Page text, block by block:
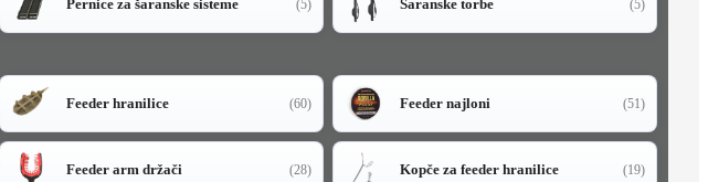
Pernice za šaranske sisteme (5) Šaranske torbe (5)
Feeder hranilice (60) Feeder najloni (51)
Feeder arm držači (28) Kopče za feeder hranilice (19)